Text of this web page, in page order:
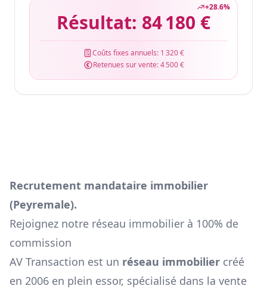
+28.6%
Résultat: 84 180 €
Coûts fixes annuels: 1 320 €
Retenues sur vente:4 500 €
Recrutement mandataire immobilier
(Peyremale).
Rejoignez notre réseau immobilier à 100% de
commission
AV Transaction est un réseau immobilier créé
en 2006 en plein essor, spécialisé dans la vente